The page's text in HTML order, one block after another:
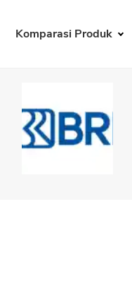
Komparasi Produk